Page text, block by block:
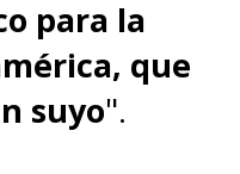
para la
que
suyo".